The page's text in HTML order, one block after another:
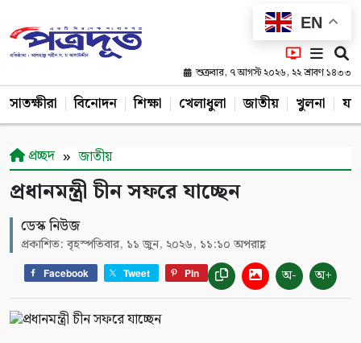
EN
শুক্রবার, ৭ আগস্ট ২০২৬, ২২ শ্রাবণ ১৪৩৩
সাতক্ষীরা বিনোদন শিক্ষা খেলাধুলা জাতীয় খুলনা
প্রচ্ছদ জাতীয়
প্রধানমন্ত্রী চীন সফরে যাচ্ছেন
ডেস্ক নিউজ
প্রকাশিত: বৃহস্পতিবার, ১১ জুন, ২০২৬, ১১:১০ অপরাহ্ণ
Facebook Tweet Pin অ- অ+